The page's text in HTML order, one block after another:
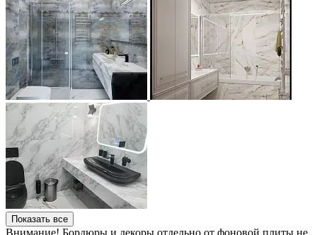
Показать все
Внимание! Бордюры и декоры отдельно от фоновой плиты не